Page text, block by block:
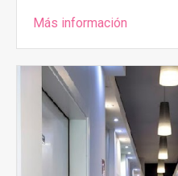
Más información